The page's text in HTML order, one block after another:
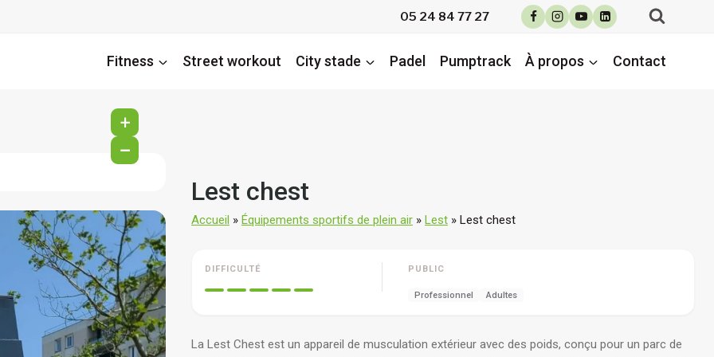
05 24 84 77 27
Fitness Street workout City stade Padel Pumptrack À propos Contact
+
−
Lest chest
Accueil » Équipements sportifs de plein air » Lest » Lest chest
DIFFICULTÉ PUBLIC
Professionnel Adultes
La Lest Chest est un appareil de musculation extérieur avec des poids, conçu pour un parc de